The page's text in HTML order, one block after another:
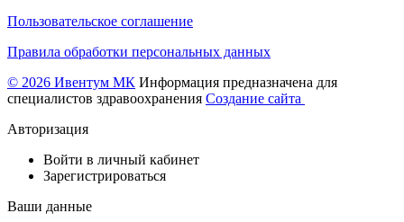
Пользовательское соглашение
Правила обработки персональных данных
© 2026 Ивентум МК Информация предназначена для
специалистов здравоохранения Создание сайта
Авторизация
Войти в личный кабинет
Зарегистрироваться
Ваши данные